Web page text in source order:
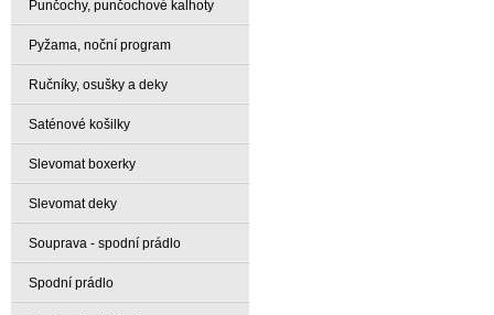
Punčochy, punčochové kalhoty
Pyžama, noční program
Ručníky, osušky a deky
Saténové košilky
Slevomat boxerky
Slevomat deky
Souprava - spodní prádlo
Spodní prádlo